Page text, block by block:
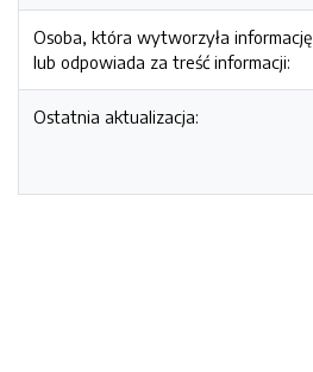
Osoba, która wytworzyła informację
lub odpowiada za treść informacji:
Ostatnia aktualizacja: